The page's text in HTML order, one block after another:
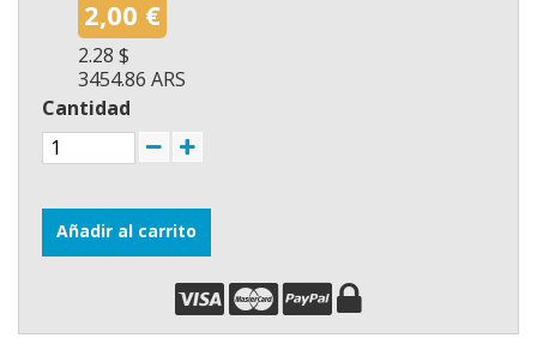
2,00 €
2.28 $
3454.86 ARS
Cantidad
Añadir al carrito